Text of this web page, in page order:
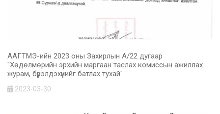
ААГТМЭ-ийн 2023 оны Захирлын А/22 дугаар
"Хөдөлмөрийн эрхийн маргаан таслах комиссын ажиллах
журам, бүрэлдэхүүнийг батлах тухай"
2023-03-30